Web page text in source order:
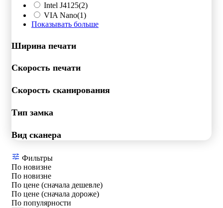
Intel J4125(2)
VIA Nano(1)
Показывать больше
Ширина печати
Скорость печати
Скорость сканирования
Тип замка
Вид сканера
Фильтры
По новизне
По новизне
По цене (сначала дешевле)
По цене (сначала дороже)
По популярности